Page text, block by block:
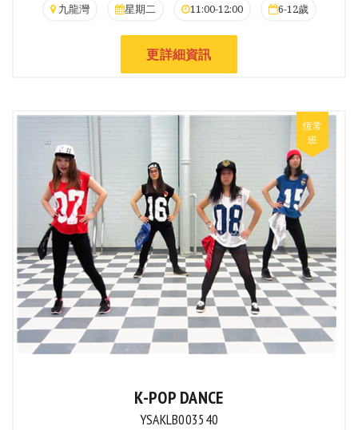
九龍灣 星期二 11:00-12:00 6-12歲
更詳細資訊
K-POP DANCE
YSAKLB003540